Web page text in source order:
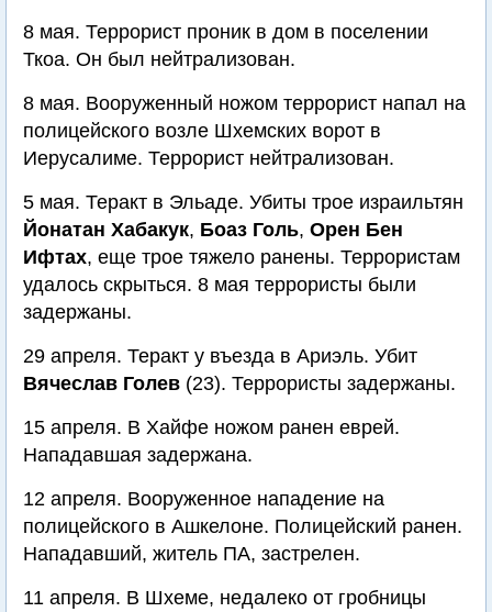
8 мая. Террорист проник в дом в поселении
Ткоа. Он был нейтрализован.
8 мая. Вооруженный ножом террорист напал на
полицейского возле Шхемских ворот в
Иерусалиме. Террорист нейтрализован.
5 мая. Теракт в Эльаде. Убиты трое израильтян
Йонатан Хабакук, Боаз Голь, Орен Бен
Ифтах, еще трое тяжело ранены. Террористам
удалось скрыться. 8 мая террористы были
задержаны.
29 апреля. Теракт у въезда в Ариэль. Убит
Вячеслав Голев (23). Террористы задержаны.
15 апреля. В Хайфе ножом ранен еврей.
Нападавшая задержана.
12 апреля. Вооруженное нападение на
полицейского в Ашкелоне. Полицейский ранен.
Нападавший, житель ПА, застрелен.
11 апреля. В Шхеме, недалеко от гробницы